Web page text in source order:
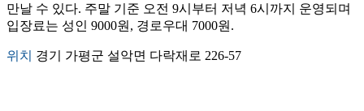
만날 수 있다. 주말 기준 오전 9시부터 저녁 6시까지 운영되며
입장료는 성인 9000원, 경로우대 7000원.
위치 경기 가평군 설악면 다락재로 226-57